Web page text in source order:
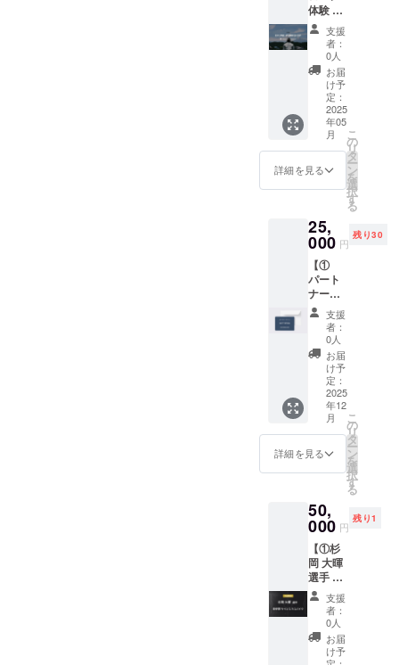
「掲載
なし」
とご記
入くだ
さい。
HP ・掲
載期
間：
2025年
5月1
日〜1年
間掲載
・掲載
方法：
文字の
意事
項：掲
る方
は、備
考欄に
お名前
をご記
入くだ
さい。
希望さ
れない
場合は
「掲載
なし」
とご記
入くだ
さい。
展開：
ホワイ
ト ※背
番号を
ご希望
の方
は、備
考欄に
番号を
ご入力
くださ
い。
全ての
リター
付属し
ます。
公式HP
にご希
望のお
名前を
記載い
たしま
す。 ・
掲載場
所：
TRANK
SHONA
Nの公式
HP ・掲
2025年
5月1
日〜1年
間掲載
・掲載
方法：
文字の
み ・注
意事
項：掲
載を希
初代1st
ユニ
フォー
ムに、
現役J
リー
ガーの
パート
ナー4名
の直筆
サイン
を添え
サイズ
展開：
130〜
2XL（
サイズ
チャー
トをご
確認く
ださ
い） ・
カラー
展開：
ホワイ
ト ※背
番号を
ご希望
の方
ご入力
くださ
②HPへ
の氏名
掲載権
全ての
リター
ン品に
付属し
ます。
体験 +
②HPへ
の氏名
掲載
権】 ①
ドロー
ン体験
TRANK
SHONA
Nを運営
する
SKY.U
株式会
社のド
事業が
提供す
る特別
なド
ローン
体験プ
ラン。
静岡県
裾野市
で実施
いたし
ます。
最先端
の技術
をマン
ツーマ
ンで体
です。
・開催
場所：
静岡県
裾野市
（詳細
はメー
ルにて
ご案内
いたし
支援
者：
0人
お届
け予
定：
2025
年05
月
詳細を見る
こ
の
リ
タ
ー
ン
を
選
択
す
る
25,
000 円
残り30
【①
パート
ナーと
のサッ
カーイ
ベント
参加権
+ ②HP
への氏
名掲載
権】 ①
パート
ナーと
のサッ
カーイ
ベント
TRANK
SHONA
Nのパー
トナー4
名（杉
岡選
手、金
子選
手、真
瀬選
手、高
支援
者：
0人
お届
け予
定：
2025
年12
月
詳細を見る
こ
の
リ
タ
ー
ン
を
選
択
す
る
50,
000 円
残り1
【①杉
岡 大暉
選手 実
使用サ
イン入
りスパ
イク +
②HPへ
支援
者：
0人
お届
け予